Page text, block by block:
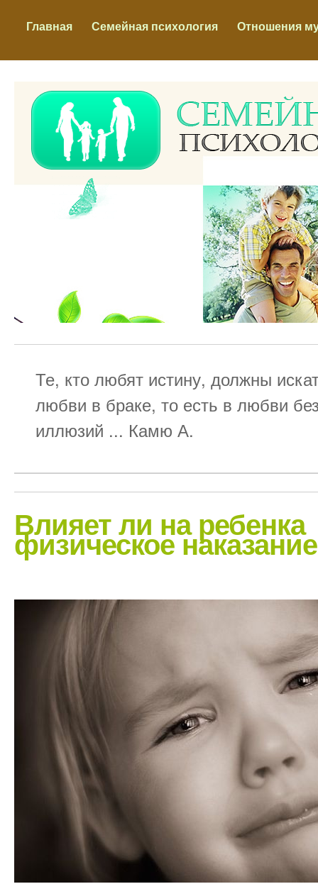
Главная Семейная психология Отношения
Те, кто любят истину, должны
любви в браке, то есть в любви
иллюзий ... Камю А.
Влияет ли на ребенка
физическое